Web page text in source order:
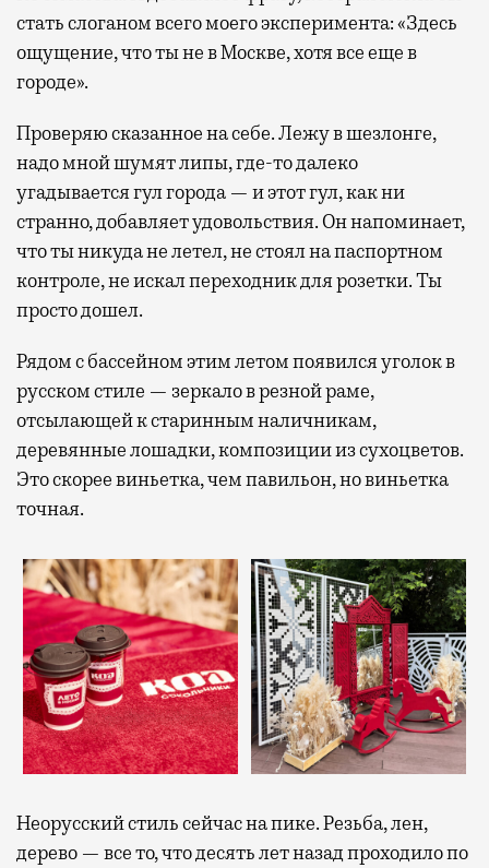
стать слоганом всего моего эксперимента: «Здесь
ощущение, что ты не в Москве, хотя все еще в
городе».
Проверяю сказанное на себе. Лежу в шезлонге,
надо мной шумят липы, где-то далеко
угадывается гул города — и этот гул, как ни
странно, добавляет удовольствия. Он напоминает,
что ты никуда не летел, не стоял на паспортном
контроле, не искал переходник для розетки. Ты
просто дошел.
Рядом с бассейном этим летом появился уголок в
русском стиле — зеркало в резной раме,
отсылающей к старинным наличникам,
деревянные лошадки, композиции из сухоцветов.
Это скорее виньетка, чем павильон, но виньетка
точная.
Неорусский стиль сейчас на пике. Резьба, лен,
дерево — все то, что десять лет назад проходило по